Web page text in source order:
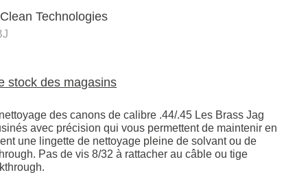
Technologies
stock des magasins
des canons de calibre .44/.45 Les Brass Jag
avec précision qui vous permettent de maintenir en
une lingette de nettoyage pleine de solvant ou de
Pas de vis 8/32 à rattacher au câble ou tige